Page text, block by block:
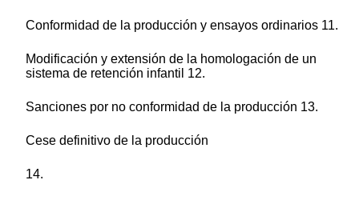
Conformidad de la producción y ensayos ordinarios 11.
Modificación y extensión de la homologación de un
sistema de retención infantil 12.
Sanciones por no conformidad de la producción 13.
Cese definitivo de la producción
14.